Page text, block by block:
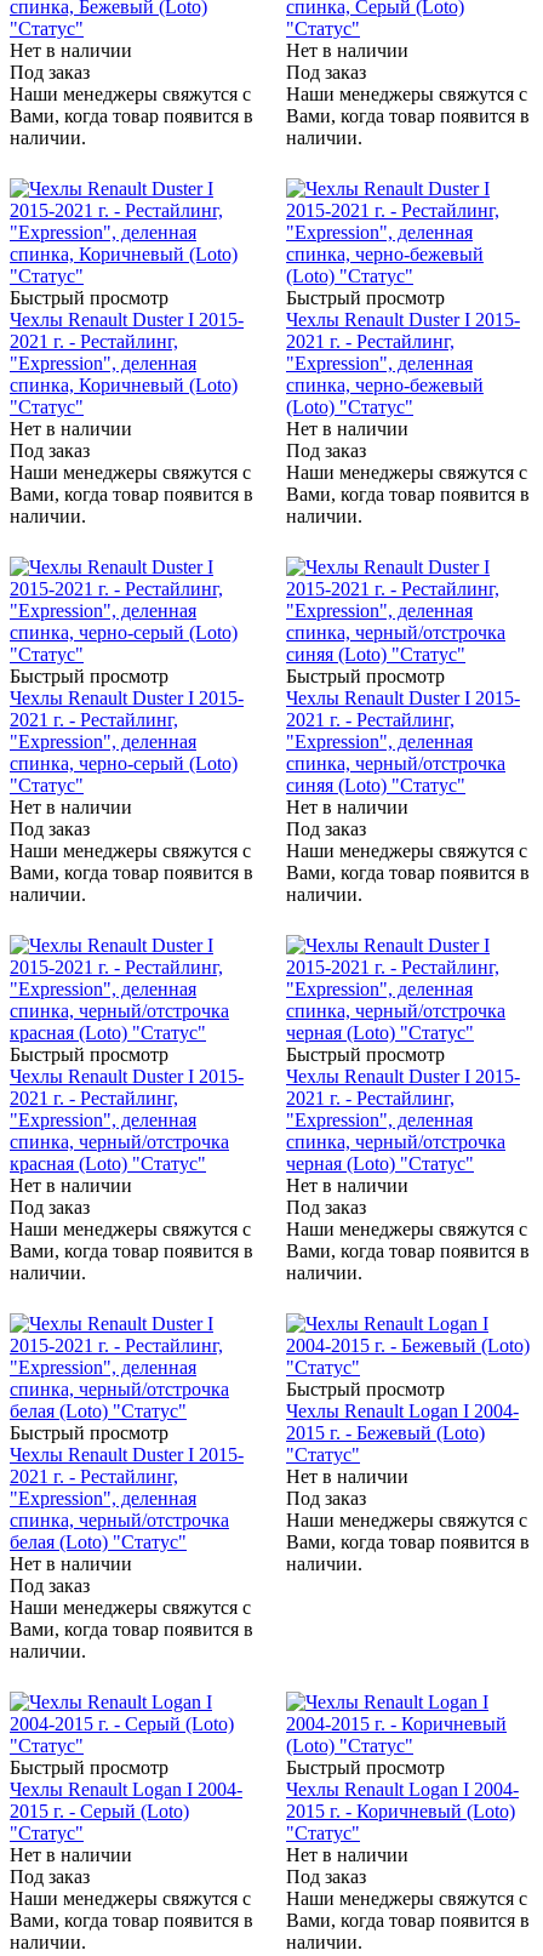
спинка, Бежевый (Loto)
"Статус"
Нет в наличии
Под заказ
Наши менеджеры свяжутся с
Вами, когда товар появится в
наличии.
спинка, Серый (Loto)
"Статус"
Нет в наличии
Под заказ
Наши менеджеры свяжутся с
Вами, когда товар появится в
наличии.
Быстрый просмотр
Чехлы Renault Duster I 2015-
2021 г. - Рестайлинг,
"Expression", деленная
спинка, Коричневый (Loto)
"Статус"
Нет в наличии
Под заказ
Наши менеджеры свяжутся с
Вами, когда товар появится в
наличии.
Быстрый просмотр
Чехлы Renault Duster I 2015-
2021 г. - Рестайлинг,
"Expression", деленная
спинка, черно-бежевый
(Loto) "Статус"
Нет в наличии
Под заказ
Наши менеджеры свяжутся с
Вами, когда товар появится в
наличии.
Быстрый просмотр
Чехлы Renault Duster I 2015-
2021 г. - Рестайлинг,
"Expression", деленная
спинка, черно-серый (Loto)
"Статус"
Нет в наличии
Под заказ
Наши менеджеры свяжутся с
Вами, когда товар появится в
наличии.
Быстрый просмотр
Чехлы Renault Duster I 2015-
2021 г. - Рестайлинг,
"Expression", деленная
спинка, черный/отстрочка
синяя (Loto) "Статус"
Нет в наличии
Под заказ
Наши менеджеры свяжутся с
Вами, когда товар появится в
наличии.
Быстрый просмотр
Чехлы Renault Duster I 2015-
2021 г. - Рестайлинг,
"Expression", деленная
спинка, черный/отстрочка
красная (Loto) "Статус"
Нет в наличии
Под заказ
Наши менеджеры свяжутся с
Вами, когда товар появится в
наличии.
Быстрый просмотр
Чехлы Renault Duster I 2015-
2021 г. - Рестайлинг,
"Expression", деленная
спинка, черный/отстрочка
черная (Loto) "Статус"
Нет в наличии
Под заказ
Наши менеджеры свяжутся с
Вами, когда товар появится в
наличии.
Быстрый просмотр
Чехлы Renault Duster I 2015-
2021 г. - Рестайлинг,
"Expression", деленная
спинка, черный/отстрочка
белая (Loto) "Статус"
Нет в наличии
Под заказ
Наши менеджеры свяжутся с
Вами, когда товар появится в
наличии.
Быстрый просмотр
Чехлы Renault Logan I 2004-
2015 г. - Бежевый (Loto)
"Статус"
Нет в наличии
Под заказ
Наши менеджеры свяжутся с
Вами, когда товар появится в
наличии.
Быстрый просмотр
Чехлы Renault Logan I 2004-
2015 г. - Серый (Loto)
"Статус"
Нет в наличии
Под заказ
Наши менеджеры свяжутся с
Вами, когда товар появится в
наличии.
Быстрый просмотр
Чехлы Renault Logan I 2004-
2015 г. - Коричневый (Loto)
"Статус"
Нет в наличии
Под заказ
Наши менеджеры свяжутся с
Вами, когда товар появится в
наличии.